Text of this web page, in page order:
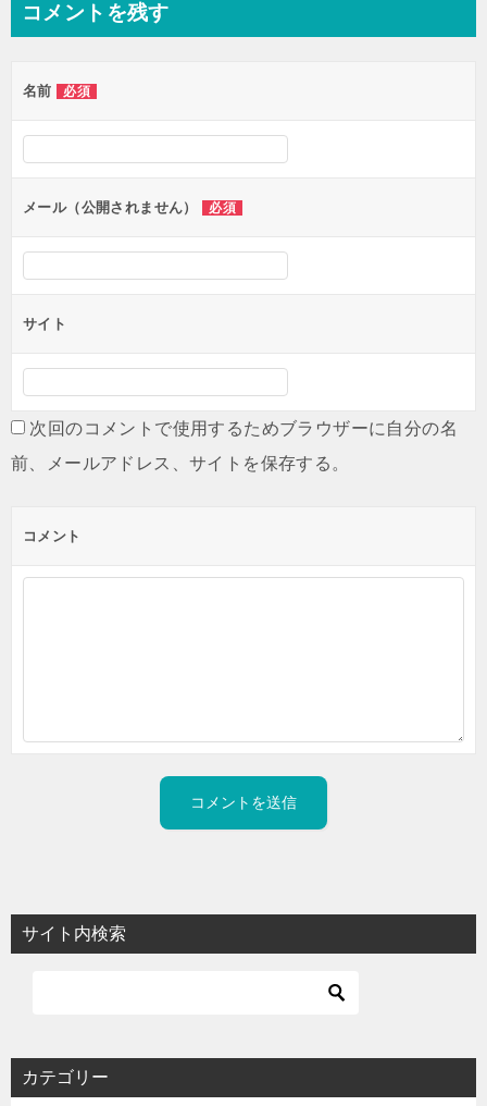
ビ
ー
シ
ン
コメントを残す
名前 必須
メール（公開されません） 必須
サイト
次回のコメントで使用するためブラウザーに自分の名
前、メールアドレス、サイトを保存する。
コメント
サイト内検索
カテゴリー